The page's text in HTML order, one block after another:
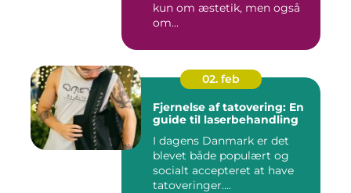
kun om æstetik, men også
om...
02. feb
Fjernelse af tatovering: En
guide til laserbehandling
I dagens Danmark er det
blevet både populært og
socialt accepteret at have
tatoveringer....